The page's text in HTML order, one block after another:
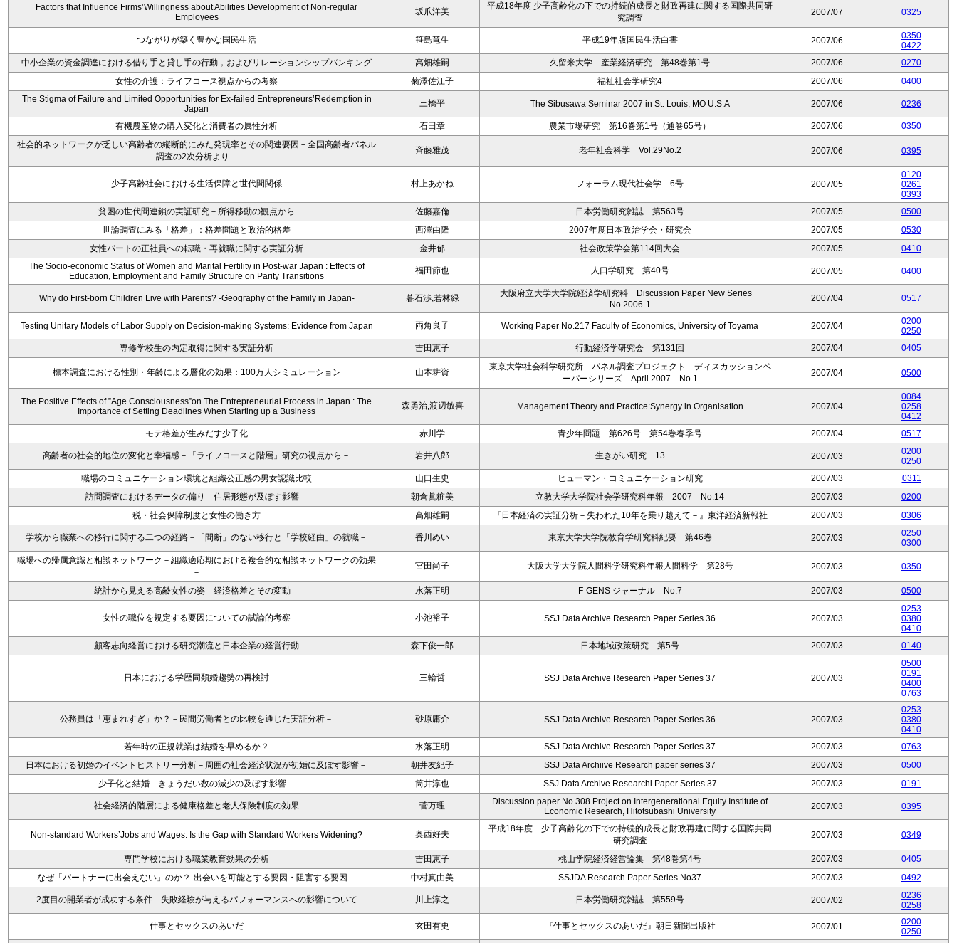
Factors that Influence Firms’Willingness about Abilities Development of Non-regular
Employees
坂爪洋美
平成18年度 少子高齢化の下での持続的成長と財政再建に関する国際共同研
究調査
2007/07 0325
つながりが築く豊かな国民生活 笹島竜生 平成19年版国民生活白書 2007/06
0350
0422
中小企業の資金調達における借り手と貸し手の行動，およびリレーションシップバンキング
高畑雄嗣 久留米大学 産業経済研究 第48巻第1号 2007/06
0270
女性の介護：ライフコース視点からの考察
菊澤佐江子 福祉社会学研究4 2007/06
0400
The Stigma of Failure and Limited Opportunities for Ex-failed Entrepreneurs’Redemption in
Japan
三橋平 The Sibusawa Seminar 2007 in St. Louis, MO U.S.A 2007/06 0236
有機農産物の購入変化と消費者の属性分析 石田章 農業市場研究 第16巻第1号（通巻65号） 2007/06
0350
社会的ネットワークが乏しい高齢者の縦断的にみた発現率とその関連要因－全国高齢者パネル
調査の2次分析より－
斉藤雅茂 老年社会科学 Vol.29No.2 2007/06 0395
少子高齢社会における生活保障と世代間関係 村上あかね フォーラム現代社会学 6号 2007/05
0120
0261
0393
貧困の世代間連鎖の実証研究－所得移動の観点から
佐藤嘉倫 日本労働研究雑誌 第563号 2007/05
0500
世論調査にみる「格差」：格差問題と政治的格差
西澤由隆 2007年度日本政治学会・研究会 2007/05
0530
女性パートの正社員への転職・再就職に関する実証分析
金井郁 社会政策学会第114回大会 2007/05
0410
The Socio-economic Status of Women and Marital Fertility in Post-war Japan : Effects of
Education, Employment and Family Structure on Parity Transitions
福田節也 人口学研究 第40号 2007/05 0400
Why do First-born Children Live with Parents? -Geography of the Family in Japan- 暮石渉,若林緑
大阪府立大学大学院経済学研究科 Discussion Paper New Series
No.2006-1
2007/04 0517
Testing Unitary Models of Labor Supply on Decision-making Systems: Evidence from Japan 両角良子 Working Paper No.217 Faculty of Economics, University of Toyama 2007/04
0200
0250
専修学校生の内定取得に関する実証分析
吉田恵子 行動経済学研究会 第131回 2007/04 0405
標本調査における性別・年齢による層化の効果：100万人シミュレーション 山本耕資
東京大学社会科学研究所 パネル調査プロジェクト ディスカッションペ
ーパーシリーズ April 2007 No.1
2007/04 0500
The Positive Effects of ”Age Consciousness”on The Entrepreneurial Process in Japan : The
Importance of Setting Deadlines When Starting up a Business
森勇治,渡辺敏喜 Management Theory and Practice:Synergy in Organisation 2007/04
0084
0258
0412
モテ格差が生みだす少子化
赤川学 青少年問題 第626号 第54巻春季号 2007/04 0517
高齢者の社会的地位の変化と幸福感－「ライフコースと階層」研究の視点から－ 岩井八郎 生きがい研究 13 2007/03
0200
0250
職場のコミュニケーション環境と組織公正感の男女認識比較
山口生史 ヒューマン・コミュニケーション研究 2007/03
0311
訪問調査におけるデータの偏り－住居形態が及ぼす影響－
朝倉眞粧美 立教大学大学院社会学研究科年報 2007 No.14 2007/03
0200
税・社会保障制度と女性の働き方
高畑雄嗣 『日本経済の実証分析－失われた10年を乗り越えて－』東洋経済新報社 2007/03 0306
学校から職業への移行に関する二つの経路－「間断」のない移行と「学校経由」の就職－ 香川めい 東京大学大学院教育学研究科紀要 第46巻 2007/03
0250
0300
職場への帰属意識と相談ネットワーク－組織適応期における複合的な相談ネットワークの効果
－
宮田尚子 大阪大学大学院人間科学研究科年報人間科学 第28号 2007/03 0350
統計から見える高齢女性の姿－経済格差とその変動－ 水落正明 F-GENS ジャーナル No.7 2007/03 0500
女性の職位を規定する要因についての試論的考察 小池裕子 SSJ Data Archive Research Paper Series 36 2007/03
0253
0380
0410
顧客志向経営における研究潮流と日本企業の経営行動
森下俊一郎 日本地域政策研究 第5号 2007/03 0140
日本における学歴同類婚趨勢の再検討 三輪哲 SSJ Data Archive Research Paper Series 37 2007/03
0500
0191
0400
0763
公務員は「恵まれすぎ」か？－民間労働者との比較を通じた実証分析－ 砂原庸介 SSJ Data Archive Research Paper Series 36 2007/03
0253
0380
0410
若年時の正規就業は結婚を早めるか？
水落正明 SSJ Data Archive Research Paper Series 37 2007/03
0763
日本における初婚のイベントヒストリー分析－周囲の社会経済状況が初婚に及ぼす影響－
朝井友紀子 SSJ Data Archiive Research paper series 37 2007/03
0500
少子化と結婚－きょうだい数の減少の及ぼす影響－
筒井淳也 SSJ Data Archive Researchi Paper Series 37 2007/03 0191
社会経済的階層による健康格差と老人保険制度の効果 菅万理
Discussion paper No.308 Project on Intergenerational Equity Institute of
Economic Research, Hitotsubashi University
2007/03 0395
Non-standard Workers’Jobs and Wages: Is the Gap with Standard Workers Widening? 奥西好夫
平成18年度 少子高齢化の下での持続的成長と財政再建に関する国際共同
研究調査
2007/03 0349
専門学校における職業教育効果の分析 吉田恵子 桃山学院経済経営論集 第48巻第4号 2007/03
0405
なぜ「パートナーに出会えない」のか？-出会いを可能とする要因・阻害する要因－
中村真由美 SSJDA Research Paper Series No37 2007/03 0492
2度目の開業者が成功する条件－失敗経験が与えるパフォーマンスへの影響について 川上淳之 日本労働研究雑誌 第559号 2007/02
0236
0258
仕事とセックスのあいだ 玄田有史 『仕事とセックスのあいだ』朝日新聞出版社 2007/01
0200
0250